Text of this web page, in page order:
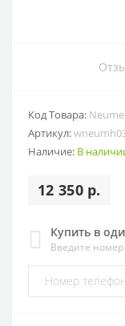
Код Товара:
Артикул:
Наличие: В
12 350 р.
Купить в
Введите